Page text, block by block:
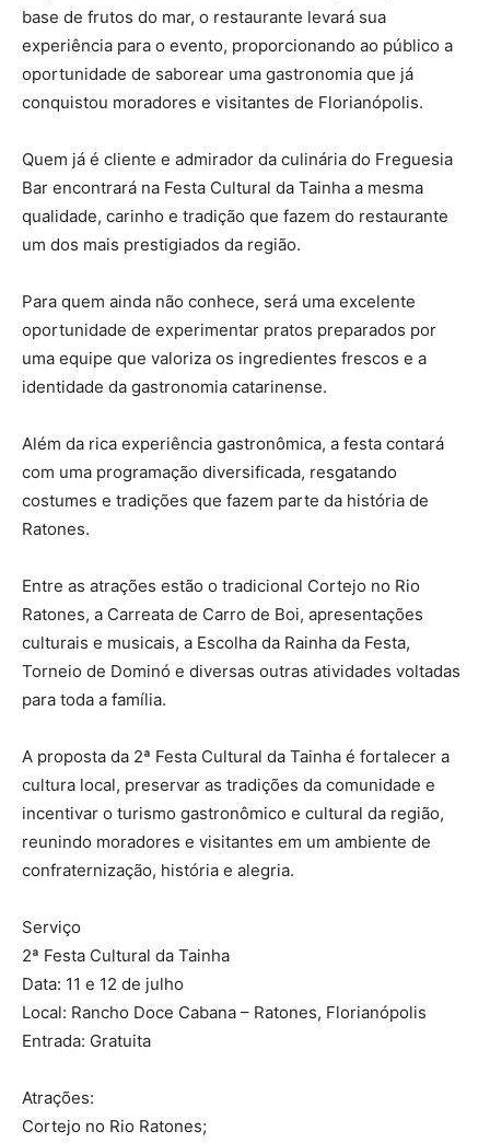
base de frutos do mar, o restaurante levará sua
experiência para o evento, proporcionando ao público a
oportunidade de saborear uma gastronomia que já
conquistou moradores e visitantes de Florianópolis.
Quem já é cliente e admirador da culinária do Freguesia
Bar encontrará na Festa Cultural da Tainha a mesma
qualidade, carinho e tradição que fazem do restaurante
um dos mais prestigiados da região.
Para quem ainda não conhece, será uma excelente
oportunidade de experimentar pratos preparados por
uma equipe que valoriza os ingredientes frescos e a
identidade da gastronomia catarinense.
Além da rica experiência gastronômica, a festa contará
com uma programação diversificada, resgatando
costumes e tradições que fazem parte da história de
Ratones.
Entre as atrações estão o tradicional Cortejo no Rio
Ratones, a Carreata de Carro de Boi, apresentações
culturais e musicais, a Escolha da Rainha da Festa,
Torneio de Dominó e diversas outras atividades voltadas
para toda a família.
A proposta da 2ª Festa Cultural da Tainha é fortalecer a
cultura local, preservar as tradições da comunidade e
incentivar o turismo gastronômico e cultural da região,
reunindo moradores e visitantes em um ambiente de
confraternização, história e alegria.
Serviço
2ª Festa Cultural da Tainha
Data: 11 e 12 de julho
Local: Rancho Doce Cabana – Ratones, Florianópolis
Entrada: Gratuita
Atrações:
Cortejo no Rio Ratones;